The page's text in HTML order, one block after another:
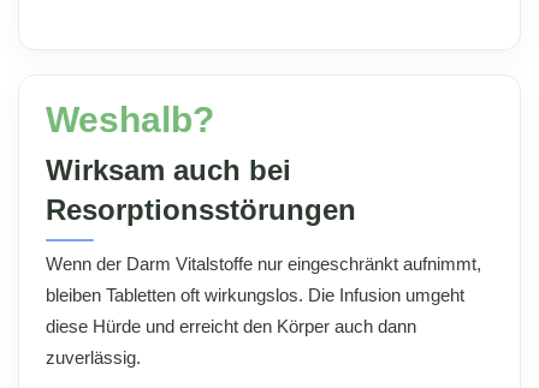
Weshalb?
Wirksam auch bei
Resorptionsstörungen
Wenn der Darm Vitalstoffe nur eingeschränkt aufnimmt,
bleiben Tabletten oft wirkungslos. Die Infusion umgeht
diese Hürde und erreicht den Körper auch dann
zuverlässig.